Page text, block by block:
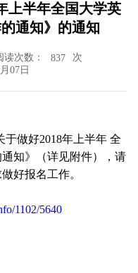
上半年全国大学英
通知》的通知
次数： 837
次
07日
做好2018年上半年 全
知》（详见附件），请
好报名工作。
1102/5640